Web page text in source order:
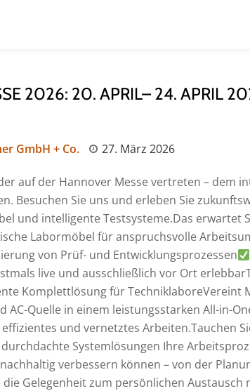
2026: 20. APRIL– 24. APRIL
GmbH + Co. 27. März 2026
auf der Hannover Messe vertreten – dem
Besuchen Sie uns und erleben Sie
und intelligente Testsysteme.Das erwartet
Labormöbel für anspruchsvolle
von Prüf- und Entwicklungsprozessen
live und ausschließlich vor Ort
Komplettlösung für TechniklaboreVereint
AC-Quelle in einem leistungsstarken All-in-
und vernetztes Arbeiten.Tauchen
Systemlösungen Ihre
verbessern können – von der
Gelegenheit zum persönlichen